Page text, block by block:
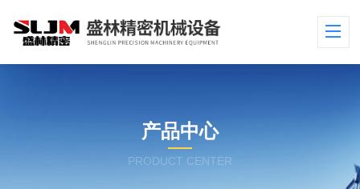
产品中心
PRODUCT CENTER